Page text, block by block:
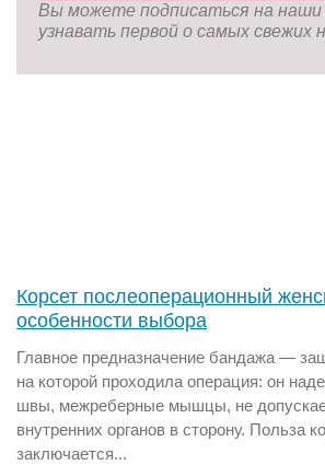
Вы можете подписаться на наши
узнавать первой о самых свежих
Корсет послеоперационный
особенности выбора
Главное предназначение бандажа —
на которой проходила операция: он
швы, межреберные мышцы, не
внутренних органов в сторону. Польза
заключается...